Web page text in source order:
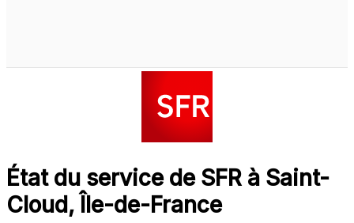
État du service de SFR à Saint-
Cloud, Île-de-France